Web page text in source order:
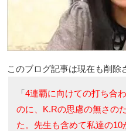
このブログ記事は現在も削除
「4連覇に向けての打ち合
のに、K.Rの思慮の無さの
た。先生も含めて私達の